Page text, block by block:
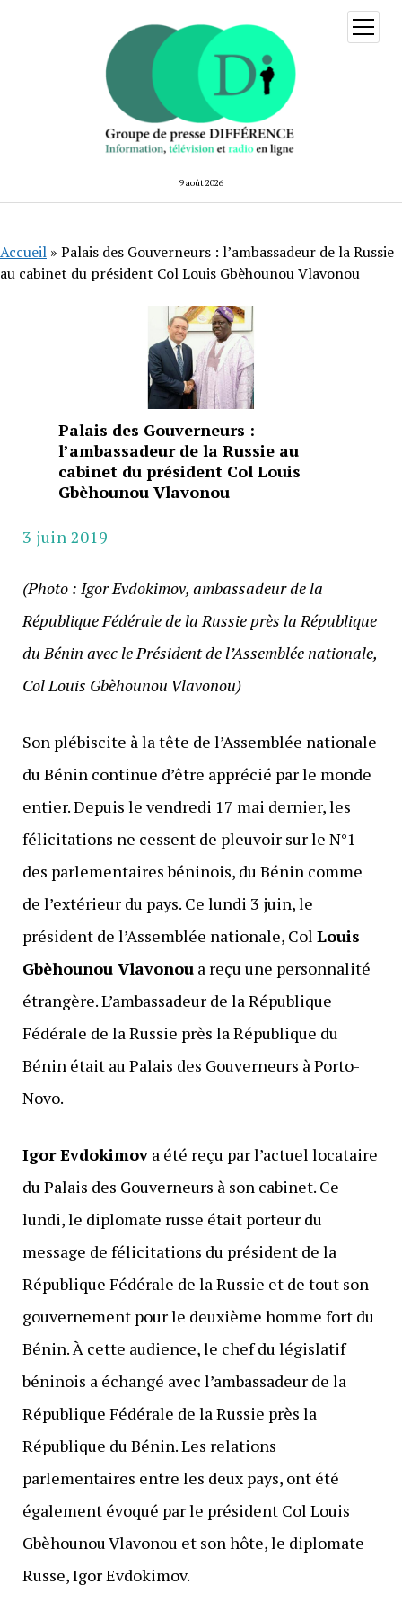
9 août 2026
ouvrir
menu
Accueil » Palais des Gouverneurs : l’ambassadeur de la Russie
au cabinet du président Col Louis Gbèhounou Vlavonou
Palais des Gouverneurs :
l’ambassadeur de la Russie au
cabinet du président Col Louis
Gbèhounou Vlavonou
3 juin 2019
(Photo : Igor Evdokimov, ambassadeur de la
République Fédérale de la Russie près la République
du Bénin avec le Président de l’Assemblée nationale,
Col Louis Gbèhounou Vlavonou)
Son plébiscite à la tête de l’Assemblée nationale
du Bénin continue d’être apprécié par le monde
entier. Depuis le vendredi 17 mai dernier, les
félicitations ne cessent de pleuvoir sur le N°1
des parlementaires béninois, du Bénin comme
de l’extérieur du pays. Ce lundi 3 juin, le
président de l’Assemblée nationale, Col Louis
Gbèhounou Vlavonoua reçu une personnalité
étrangère. L’ambassadeur de la République
Fédérale de la Russie près la République du
Bénin était au Palais des Gouverneurs à Porto-
Novo.
Igor Evdokimova été reçu par l’actuel locataire
du Palais des Gouverneurs à son cabinet. Ce
lundi, le diplomate russe était porteur du
message de félicitations du président de la
République Fédérale de la Russie et de tout son
gouvernement pour le deuxième homme fort du
Bénin. À cette audience, le chef du législatif
béninois a échangé avec l’ambassadeur de la
République Fédérale de la Russie près la
République du Bénin. Les relations
parlementaires entre les deux pays, ont été
également évoqué par le président Col Louis
Gbèhounou Vlavonou et son hôte, le diplomate
Russe, Igor Evdokimov.